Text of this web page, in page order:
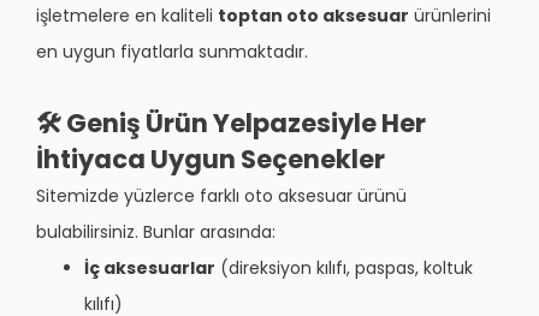
işletmelere en kaliteli toptan oto aksesuar ürünlerini
en uygun fiyatlarla sunmaktadır.
🛠️ Geniş Ürün Yelpazesiyle Her
İhtiyaca Uygun Seçenekler
Sitemizde yüzlerce farklı oto aksesuar ürünü
bulabilirsiniz. Bunlar arasında:
İç aksesuarlar (direksiyon kılıfı, paspas, koltuk
kılıfı)